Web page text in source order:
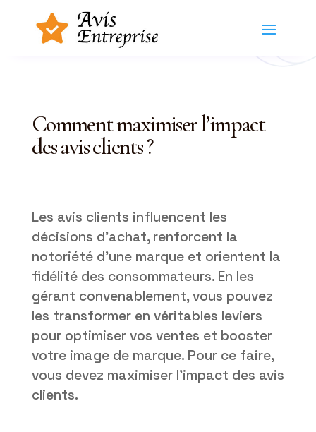
Comment maximiser l’impact
des avis clients ?
Les avis clients influencent les
décisions d’achat, renforcent la
notoriété d’une marque et orientent la
fidélité des consommateurs. En les
gérant convenablement, vous pouvez
les transformer en véritables leviers
pour optimiser vos ventes et booster
votre image de marque. Pour ce faire,
vous devez maximiser l’impact des avis
clients.